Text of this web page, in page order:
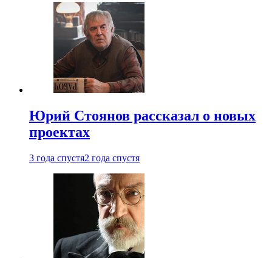
Юрий Стоянов рассказал о новых
проектах
3 года спустя2 года спустя